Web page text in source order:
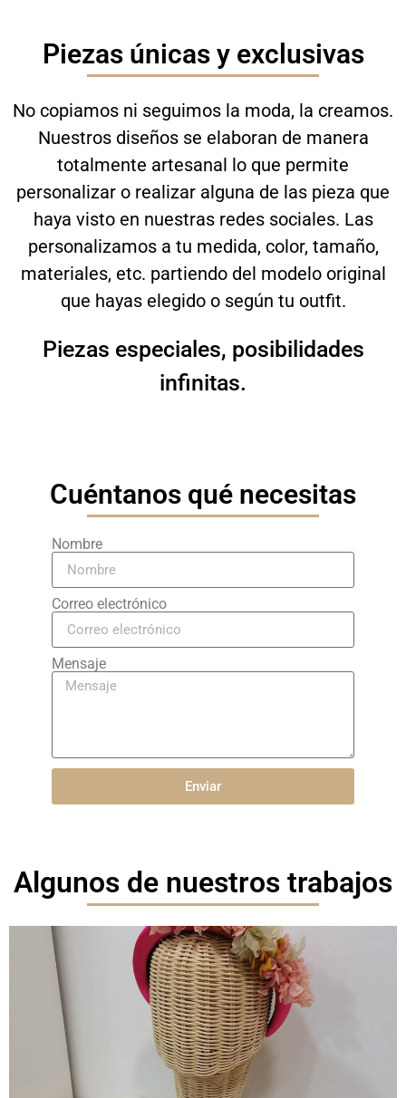
Piezas personalizadas
MODA
Contacto
Piezas únicas y exclusivas
No copiamos ni seguimos la moda, la creamos.
Nuestros diseños se elaboran de manera
totalmente artesanal lo que permite
personalizar o realizar alguna de las pieza que
haya visto en nuestras redes sociales. Las
personalizamos a tu medida, color, tamaño,
materiales, etc. partiendo del modelo original
que hayas elegido o según tu outfit.
Piezas especiales, posibilidades
infinitas.
Cuéntanos qué necesitas
Nombre
Correo electrónico
Mensaje
Enviar
Algunos de nuestros trabajos